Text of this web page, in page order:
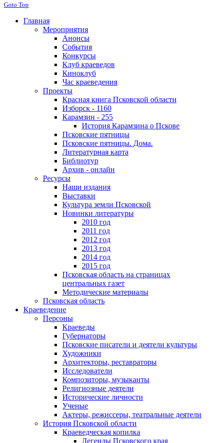
Goto Top
Главная
Мероприятия
Анонсы
События
Конкурсы
Клуб краеведов
Киноклуб
Час краеведения
Проекты
Красная книга Псковской области
Изборск - 1160
Карамзин - 255
История Карамзина о Пскове
Псковские пятницы
Псковские пятницы. Дома.
Литературная карта
Библиотур
Архив - онлайн
Ресурсы
Наши издания
Выставки
Культура земли Псковской
Новинки литературы
2010 год
2011 год
2012 год
2013 год
2014 год
2015 год
Псковская область на страницах
центральных газет
Методические материалы
Псковская область
Краеведение
Персоны
Краеведы
Губернаторы
Псковские писатели и деятели культуры
Художники
Архитекторы, реставраторы
Исследователи
Композиторы, музыканты
Религиозные деятели
Исторические личности
Ученые
Актеры, режиссеры, театральные деятели
История Псковской области
Краеведческая копилка
Легенды Псковского края